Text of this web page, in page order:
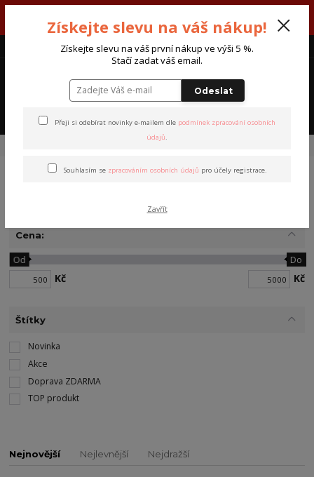
od 7:00 do 15:30 hodin.
CZK
Cena:
Kč
Od Do
Kč
Štítky
Novinka
Akce
Doprava ZDARMA
TOP produkt
Nejnovější Nejlevnější Nejdražší
Získejte slevu na váš nákup!
Získejte slevu na váš první nákup ve výši 5 %.
Stačí zadat váš email.
Odeslat
Přeji si odebírat novinky e-mailem dle podmínek zpracování osobních
údajů.
Souhlasím se zpracováním osobních údajů pro účely registrace.
Zavřít